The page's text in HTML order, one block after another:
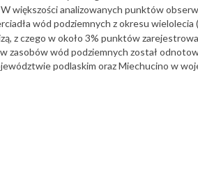
większości analizowanych punktów
wód podziemnych z okresu wielolecia
z czego w około 3% punktów
zasobów wód podziemnych został
podlaskim oraz Miechucino w